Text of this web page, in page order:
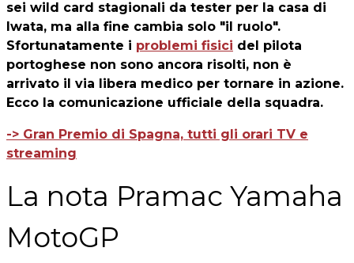
sei wild card stagionali da tester per la casa di
Iwata, ma alla fine cambia solo "il ruolo".
Sfortunatamente i problemi fisici del pilota
portoghese non sono ancora risolti, non è
arrivato il via libera medico per tornare in azione.
Ecco la comunicazione ufficiale della squadra.
-> Gran Premio di Spagna, tutti gli orari TV e
streaming
La nota Pramac Yamaha
MotoGP